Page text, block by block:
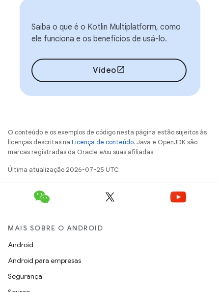
Saiba o que é o Kotlin Multiplatform, como
ele funciona e os benefícios de usá-lo.
Vídeo
O conteúdo e os exemplos de código nesta página estão sujeitos às
licenças descritas na Licença de conteúdo. Java e OpenJDK são
marcas registradas da Oracle e/ou suas afiliadas.
Última atualização 2026-07-25 UTC.
MAIS SOBRE O ANDROID
Android
Android para empresas
Segurança